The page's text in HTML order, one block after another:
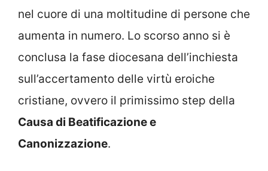
nel cuore di una moltitudine di persone che
aumenta in numero. Lo scorso anno si è
conclusa la fase diocesana dell’inchiesta
sull’accertamento delle virtù eroiche
cristiane, ovvero il primissimo step della
Causa di Beatificazione e
Canonizzazione.